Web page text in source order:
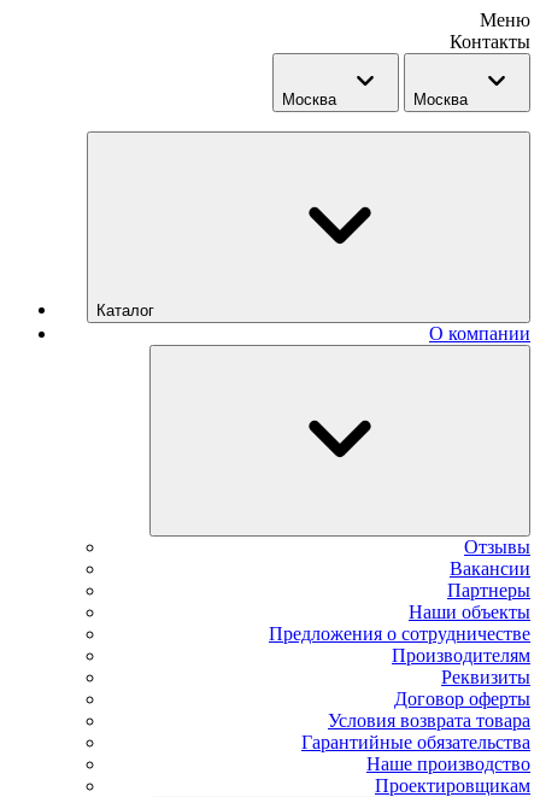
Меню
Контакты
Москва Москва
Каталог
О компании
Отзывы
Вакансии
Партнеры
Наши объекты
Предложения о сотрудничестве
Производителям
Реквизиты
Договор оферты
Условия возврата товара
Гарантийные обязательства
Наше производство
Проектировщикам